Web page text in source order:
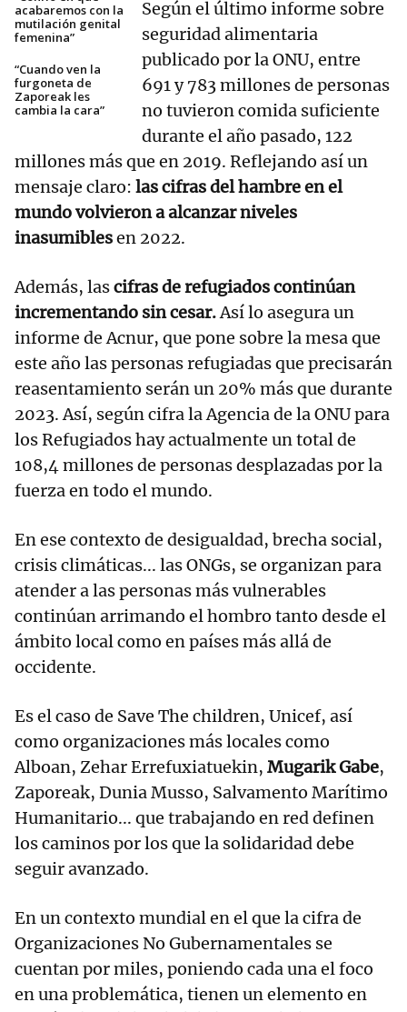
acabaremos con la
mutilación genital
femenina”
“Cuando ven la
furgoneta de
Zaporeak les
cambia la cara”
Según el último informe sobre
seguridad alimentaria
publicado por la ONU, entre
691 y 783 millones de personas
no tuvieron comida suficiente
durante el año pasado, 122
millones más que en 2019. Reflejando así un
mensaje claro: las cifras del hambre en el
mundo volvieron a alcanzar niveles
inasumiblesen 2022.
Además, lascifras de refugiados continúan
incrementando sin cesar.Así lo asegura un
informe de Acnur, que pone sobre la mesa que
este año las personas refugiadas que precisarán
reasentamiento serán un 20% más que durante
2023. Así, según cifra la Agencia de la ONU para
los Refugiados hay actualmente un total de
108,4 millones de personas desplazadas por la
fuerza en todo el mundo.
En ese contexto de desigualdad, brecha social,
crisis climáticas... las ONGs, se organizan para
atender a las personas más vulnerables
continúan arrimando el hombro tanto desde el
ámbito local como en países más allá de
occidente.
Es el caso de Save The children, Unicef, así
como organizaciones más locales como
Alboan, Zehar Errefuxiatuekin, Mugarik Gabe,
Zaporeak, Dunia Musso, Salvamento Marítimo
Humanitario... que trabajando en red definen
los caminos por los que la solidaridad debe
seguir avanzado.
En un contexto mundial en el que la cifra de
Organizaciones No Gubernamentales se
cuentan por miles, poniendo cada una el foco
en una problemática, tienen un elemento en